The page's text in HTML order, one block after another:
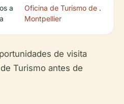
a
Oficina de Turismo de
Montpellier
.
de visita
Turismo antes de